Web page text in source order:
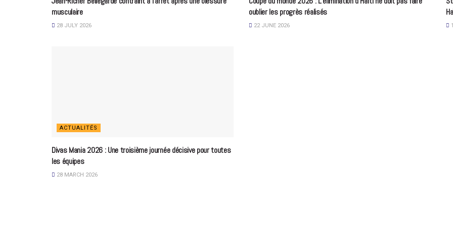
musculaire
28 JULY 2026
oublier les progrès réalisés
22 JUNE 2026
ACTUALITÉS
Divas Mania 2026 : Une troisième journée décisive pour toutes
les équipes
28 MARCH 2026